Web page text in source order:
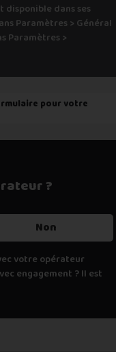
dans ses
Paramètres > Général
Paramètres >
pour votre
?
Non
votre opérateur
engagement ? Il est
suivantes est vraie :
pas,